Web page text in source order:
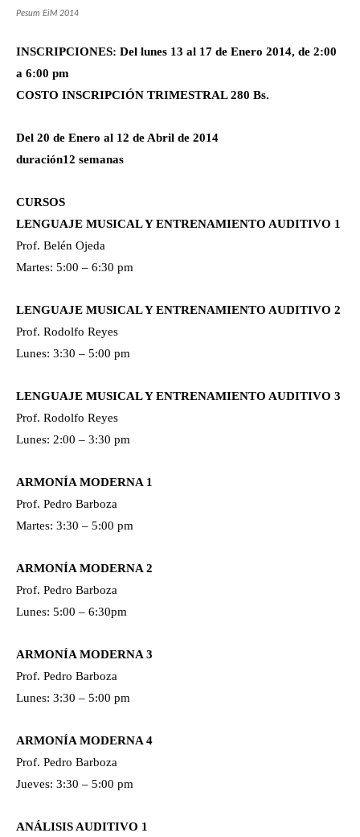
Pesum EiM 2014
INSCRIPCIONES: Del lunes 13 al 17 de Enero 2014, de 2:00
a 6:00 pm
COSTO INSCRIPCIÓN TRIMESTRAL 280 Bs.
Del 20 de Enero al 12 de Abril de 2014
duración12 semanas
CURSOS
LENGUAJE MUSICAL Y ENTRENAMIENTO AUDITIVO 1
Prof. Belén Ojeda
Martes: 5:00 – 6:30 pm
LENGUAJE MUSICAL Y ENTRENAMIENTO AUDITIVO 2
Prof. Rodolfo Reyes
Lunes: 3:30 – 5:00 pm
LENGUAJE MUSICAL Y ENTRENAMIENTO AUDITIVO 3
Prof. Rodolfo Reyes
Lunes: 2:00 – 3:30 pm
ARMONÍA MODERNA 1
Prof. Pedro Barboza
Martes: 3:30 – 5:00 pm
ARMONÍA MODERNA 2
Prof. Pedro Barboza
Lunes: 5:00 – 6:30pm
ARMONÍA MODERNA 3
Prof. Pedro Barboza
Lunes: 3:30 – 5:00 pm
ARMONÍA MODERNA 4
Prof. Pedro Barboza
Jueves: 3:30 – 5:00 pm
ANÁLISIS AUDITIVO 1